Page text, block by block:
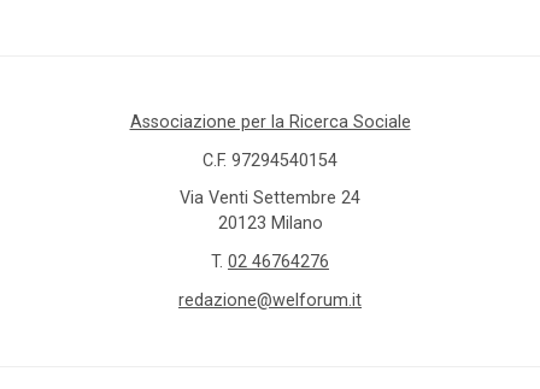
Associazione per la Ricerca Sociale
C.F. 97294540154
Via Venti Settembre 24
20123 Milano
T. 02 46764276
redazione@welforum.it